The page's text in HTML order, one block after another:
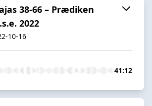
38-66 – Prædiken
2022
10-16
41:12